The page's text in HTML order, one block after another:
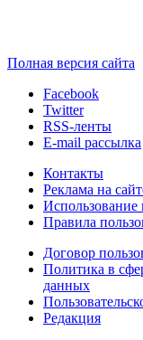
Полная версия сайта
Facebook
Twitter
RSS-ленты
E-mail рассылка
Контакты
Реклама на
Использование
Правила
Договор
Политика в
данных
Редакция